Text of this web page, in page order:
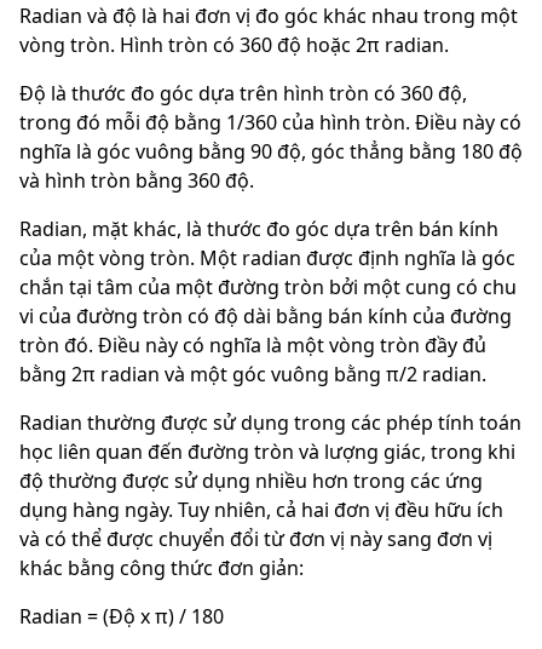
Radian và độ là hai đơn vị đo góc khác nhau trong một
vòng tròn. Hình tròn có 360 độ hoặc 2π radian.
Độ là thước đo góc dựa trên hình tròn có 360 độ,
trong đó mỗi độ bằng 1/360 của hình tròn. Điều này có
nghĩa là góc vuông bằng 90 độ, góc thẳng bằng 180 độ
và hình tròn bằng 360 độ.
Radian, mặt khác, là thước đo góc dựa trên bán kính
của một vòng tròn. Một radian được định nghĩa là góc
chắn tại tâm của một đường tròn bởi một cung có chu
vi của đường tròn có độ dài bằng bán kính của đường
tròn đó. Điều này có nghĩa là một vòng tròn đầy đủ
bằng 2π radian và một góc vuông bằng π/2 radian.
Radian thường được sử dụng trong các phép tính toán
học liên quan đến đường tròn và lượng giác, trong khi
độ thường được sử dụng nhiều hơn trong các ứng
dụng hàng ngày. Tuy nhiên, cả hai đơn vị đều hữu ích
và có thể được chuyển đổi từ đơn vị này sang đơn vị
khác bằng công thức đơn giản:
Radian = (Độ x π) / 180